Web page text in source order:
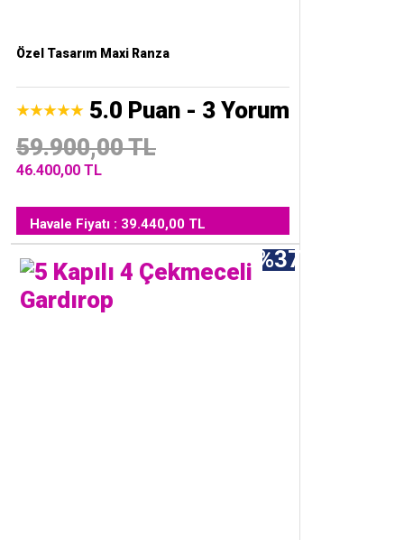
Özel Tasarım Maxi Ranza
5.0 Puan - 3 Yorum
59.900,00 TL
46.400,00 TL
Havale Fiyatı : 39.440,00 TL
%37